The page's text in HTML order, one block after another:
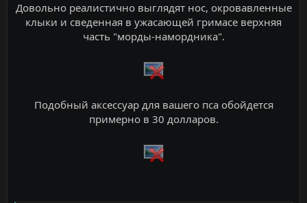
Довольно реалистично выглядят нос, окровавленные
клыки и сведенная в ужасающей гримасе верхняя
часть "морды-намордника".
Подобный аксессуар для вашего пса обойдется
примерно в 30 долларов.